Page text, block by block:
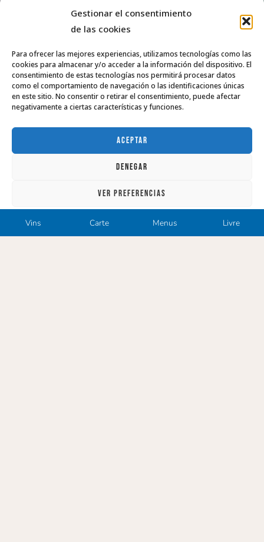
Gestionar el consentimiento
de las cookies
Para ofrecer las mejores experiencias, utilizamos tecnologías como las
cookies para almacenar y/o acceder a la información del dispositivo. El
consentimiento de estas tecnologías nos permitirá procesar datos
como el comportamiento de navegación o las identificaciones únicas
en este sitio. No consentir o retirar el consentimiento, puede afectar
negativamente a ciertas características y funciones.
ACEPTAR
DENEGAR
VER PREFERENCIAS
Política de cookies CLÁUSULA INFORMATIVA RGPD Y LSSI-CE Avis Légal
Vins Carte Menus Livre